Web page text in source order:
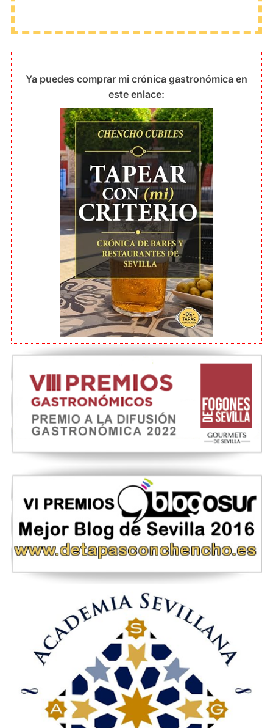
Ya puedes comprar mi crónica gastronómica en
este enlace: